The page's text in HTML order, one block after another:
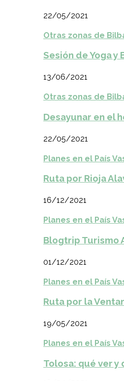
22/05/2021
Otras zonas de
Sesión de Yoga y
13/06/2021
Otras zonas de
Desayunar en el
22/05/2021
Planes en el País
Ruta por Rioja
16/12/2021
Planes en el País
Blogtrip Turismo
01/12/2021
Planes en el País
Ruta por la
19/05/2021
Planes en el País
Tolosa: qué ver y